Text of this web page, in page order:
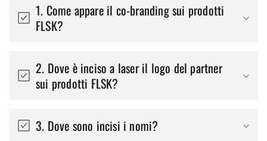
1. Come appare il co-branding sui prodotti
FLSK?
2. Dove è inciso a laser il logo del partner
sui prodotti FLSK?
3. Dove sono incisi i nomi?